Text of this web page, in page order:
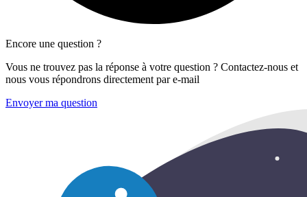
Encore une question ?
Vous ne trouvez pas la réponse à votre question ? Contactez-nous et
nous vous répondrons directement par e-mail
Envoyer ma question